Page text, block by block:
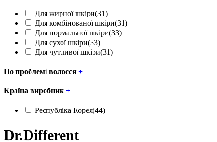
Для жирної шкіри(31)
Для комбінованої шкіри(31)
Для нормальної шкіри(33)
Для сухої шкіри(33)
Для чутливої шкіри(31)
По проблемі волосся +
Країна виробник +
Республіка Корея(44)
Dr.Different